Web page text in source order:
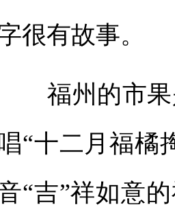
很有故事。
福州的市果
“十二月福橘
“吉”祥如意